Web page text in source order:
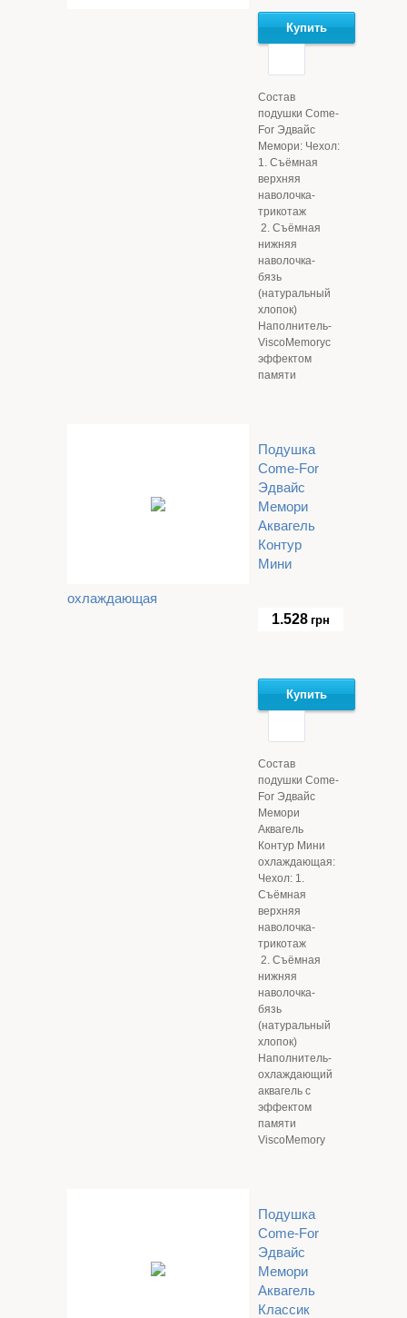
Купить
Состав
подушки Come-
For Эдвайс
Мемори: Чехол:
1. Съёмная
верхняя
наволочка-
трикотаж
2. Съёмная
нижняя
наволочка-
бязь
(натуральный
хлопок)
Наполнитель-
ViscoMemoryс
эффектом
памяти
Подушка
Come-For
Эдвайс
Мемори
Аквагель
Контур
Мини
охлаждающая
1.528 грн
Купить
Состав
подушки Come-
For Эдвайс
Мемори
Аквагель
Контур Мини
охлаждающая:
Чехол: 1.
Съёмная
верхняя
наволочка-
трикотаж
2. Съёмная
нижняя
наволочка-
бязь
(натуральный
хлопок)
Наполнитель-
охлаждающий
аквагель с
эффектом
памяти
ViscoMemory
Подушка
Come-For
Эдвайс
Мемори
Аквагель
Классик